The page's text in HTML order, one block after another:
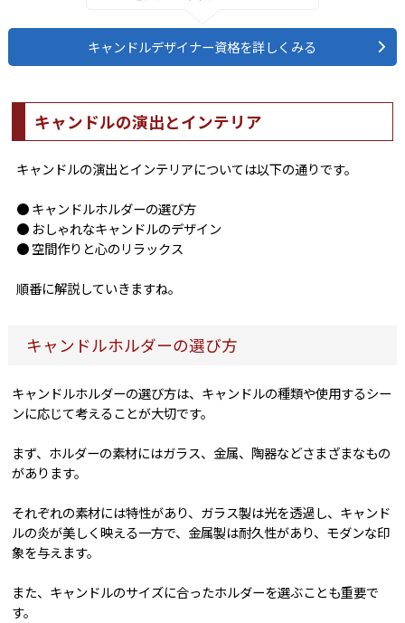
キャンドルデザイナー資格を詳しくみる
キャンドルの演出とインテリア
キャンドルの演出とインテリアについては以下の通りです。
● キャンドルホルダーの選び方
● おしゃれなキャンドルのデザイン
● 空間作りと心のリラックス
順番に解説していきますね。
キャンドルホルダーの選び方
キャンドルホルダーの選び方は、キャンドルの種類や使用するシー
ンに応じて考えることが大切です。
まず、ホルダーの素材にはガラス、金属、陶器などさまざまなもの
があります。
それぞれの素材には特性があり、ガラス製は光を透過し、キャンド
ルの炎が美しく映える一方で、金属製は耐久性があり、モダンな印
象を与えます。
また、キャンドルのサイズに合ったホルダーを選ぶことも重要で
す。